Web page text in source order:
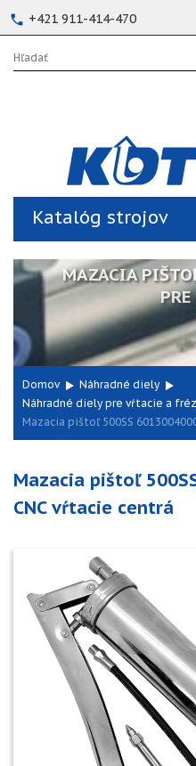
+421 911-414-470
Katalóg strojov
MAZACIA
Domov
Náhradné diely
Náhradné diely pre vŕtacie a
Mazacia pištoľ 500SS
Mazacia pištoľ
CNC vŕtacie centrá